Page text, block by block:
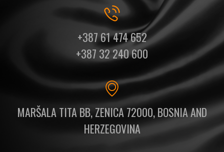
+387 61 474 652
+387 32 240 600
MARŠALA TITA BB, ZENICA 72000, BOSNIA AND
HERZEGOVINA